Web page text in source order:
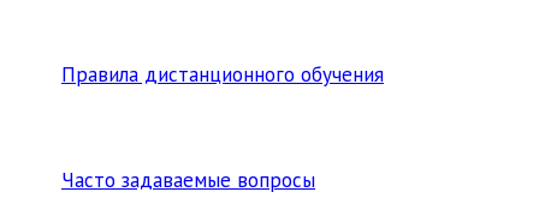
Правила дистанционного обучения
Часто задаваемые вопросы